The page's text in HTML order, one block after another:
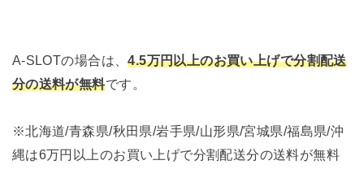
A-SLOTの場合は、4.5万円以上のお買い上げで分割配送
分の送料が無料です。
※北海道/青森県/秋田県/岩手県/山形県/宮城県/福島県/沖
縄は6万円以上のお買い上げで分割配送分の送料が無料